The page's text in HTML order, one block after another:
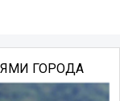
ГОРОДА